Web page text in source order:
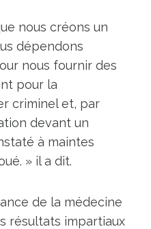
nous créons un
dépendons
nous fournir des
pour la
criminel et, par
devant un
à maintes
» il a dit.
de la médecine
résultats impartiaux